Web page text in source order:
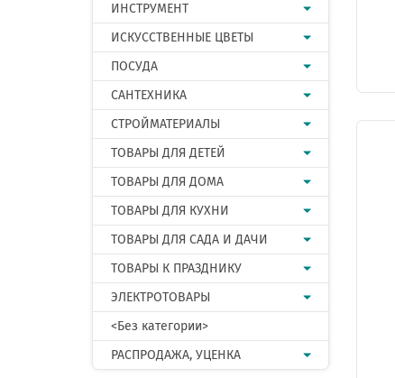
ИНСТРУМЕНТ
ИСКУССТВЕННЫЕ ЦВЕТЫ
ПОСУДА
САНТЕХНИКА
СТРОЙМАТЕРИАЛЫ
ТОВАРЫ ДЛЯ ДЕТЕЙ
ТОВАРЫ ДЛЯ ДОМА
ТОВАРЫ ДЛЯ КУХНИ
ТОВАРЫ ДЛЯ САДА И ДАЧИ
ТОВАРЫ К ПРАЗДНИКУ
ЭЛЕКТРОТОВАРЫ
<Без категории>
РАСПРОДАЖА, УЦЕНКА